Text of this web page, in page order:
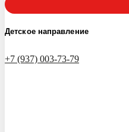
Детское направление
+7 (937) 003-73-79